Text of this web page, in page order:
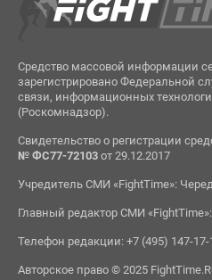
Средство массовой информации
зарегистрировано Федеральной
связи, информационных
(Роскомнадзор).
Свидетельство о регистрации
№ ФС77-72103от 29.12.2017
Учредитель СМИ «FightTime»:
Главный редактор СМИ
Телефон редакции: +7 (495) 147-17-
Авторское право © 2025